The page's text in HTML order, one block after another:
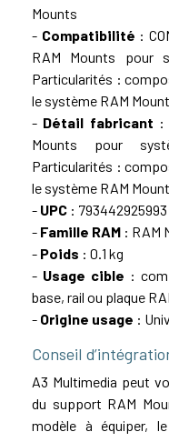
Mounts
- Compatibilité :
RAM Mounts pour
Particularités :
le système RAM
- Détail fabricant :
Mounts pour
Particularités :
le système RAM
- UPC : 793442925993
- Famille RAM : RAM
- Poids : 0.1 kg
- Usage cible :
base, rail ou plaque
- Origine usage :
Conseil
A3 Multimedia peut
du support RAM
modèle à équiper,